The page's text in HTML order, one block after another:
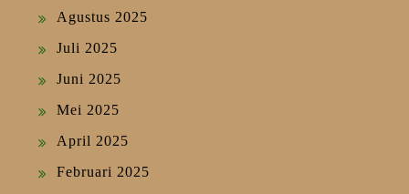
Agustus 2025
Juli 2025
Juni 2025
Mei 2025
April 2025
Februari 2025